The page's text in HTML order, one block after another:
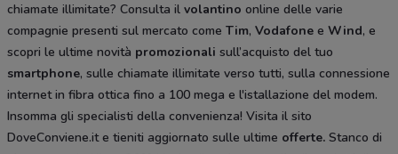
chiamate illimitate? Consulta il volantino online delle varie
compagnie presenti sul mercato come Tim, Vodafone e Wind, e
scopri le ultime novità promozionali sull’acquisto del tuo
smartphone, sulle chiamate illimitate verso tutti, sulla connessione
internet in fibra ottica fino a 100 mega e l'istallazione del modem.
Insomma gli specialisti della convenienza! Visita il sito
DoveConviene.it e tieniti aggiornato sulle ultime offerte. Stanco di